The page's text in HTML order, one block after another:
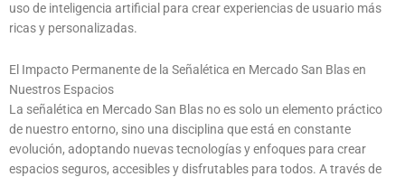
uso de inteligencia artificial para crear experiencias de usuario más
ricas y personalizadas.
El Impacto Permanente de la Señalética en Mercado San Blas en
Nuestros Espacios
La señalética en Mercado San Blas no es solo un elemento práctico
de nuestro entorno, sino una disciplina que está en constante
evolución, adoptando nuevas tecnologías y enfoques para crear
espacios seguros, accesibles y disfrutables para todos. A través de